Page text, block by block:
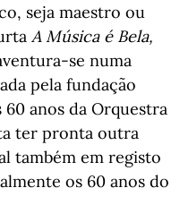
seja maestro ou
A Música é Bela,
se numa
pela fundação
anos da Orquestra
ter pronta outra
também em registo
os 60 anos do